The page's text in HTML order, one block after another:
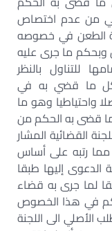
من عدم اختصاص
الطعن في خصوصه
وبحكم ما جرى عليه
للتناول بالنظر
كل ما قضي به في
واحتياطيا وهو ما
ما قضى به الحكم من
القضائية المشار
رتبه على أساس
الدعوى إليها طبقا
وفقا لما جرى به قضاء
في هذا الخصوص
الأصلي الى اللجنة